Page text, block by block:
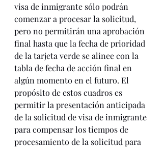
visa de inmigrante sólo podrán
comenzar a procesar la solicitud,
pero no permitirán una aprobación
final hasta que la fecha de prioridad
de la tarjeta verde se alinee con la
tabla de fecha de acción final en
algún momento en el futuro. El
propósito de estos cuadros es
permitir la presentación anticipada
de la solicitud de visa de inmigrante
para compensar los tiempos de
procesamiento de la solicitud para